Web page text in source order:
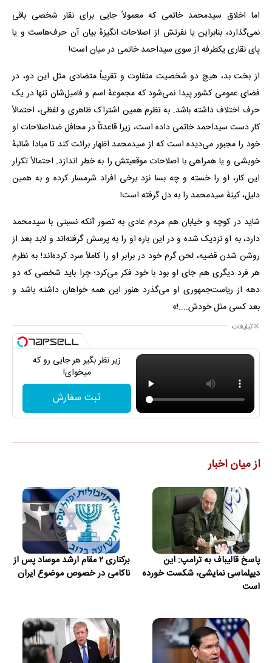
اما اخلاق سیدمحمد خاتمی که معمولاً جایی برای نقار شخصی باقی
نمی‌گذارد، بنابراین یا نفرتش از اصلاحات انگیزهٔ بیان آن حرف‌هاست و یا
پای نقاری یکطرفه از سوی سیداحمد خاتمی در میان است!
از بخت بد، هیچ دو شخصیت متفاوت و تقریباً متضادی مثل این دو، در
فضای عمومی کشور پیدا نمی‌شود که مجموعهٔ اسم و فامیل‌شان تنها در یک
حرف اختلاف داشته باشد. به نظرم همین اشتراک ظاهری و لفظی، احتمالاً
کار دست سیداحمد خاتمی داده است، زیرا قاعدتاً در محافل ضداصلاحات او
خود را مجبور می‌دیده است که از سیدمحمد اظهار برائت کند تا مبادا شائبهٔ
خویشی و یا همراهی با اصلاحات موقعیتش را به خطر اندازد. احتمالاً تکرار
این کار، او را خسته و چه بسا نزد برخی افراد شرمسار کرده و به همین
دلیل، کینهٔ سیدمحمد را به دل گرفته است!
شاید در کوچه و خیابان هم مردم عادی به تصور آنکه نسبتی با سیدمحمد
دارد، به او نزدیک شده و در این باره او را به پرسش گرفته‌اند و لابد بعد از
روشن شدن قضیه، لحن گرم خود در برابر او را کاملاً سرد کرده‌اند! به نظرم
هر فرد دیگری هم جای او بود با خود فکر می‌کرد‌؛ چرا باید شخصی که دو
دهه از ریاست‌جمهوری او می‌گذرد هنوز این همه خواهان داشته باشد و
بعد کسی مثل خودش....!»
تبلیغات
زیر نظر بگیر هر جایی رو که
میخوای!
ثبت سفارش
از میان اخبار
پاسخ قالیباف به ترامپ: این
دیپلماسی نمایشی، شکست خورده
است
برکناری ۲ مقام ارشد موساد پس از
ناکامی در خصوص موضوع ایران